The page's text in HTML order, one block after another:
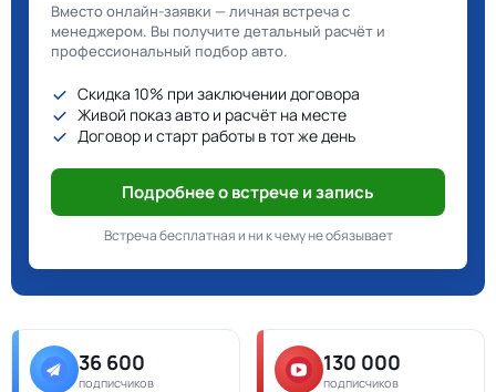
Вместо онлайн-заявки — личная встреча с
менеджером. Вы получите детальный расчёт и
профессиональный подбор авто.
Скидка 10% при заключении договора
Живой показ авто и расчёт на месте
Договор и старт работы в тот же день
Подробнее о встрече и запись
Встреча бесплатная и ни к чему не обязывает
36 600
подписчиков
130 000
подписчиков